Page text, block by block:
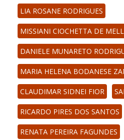
LIA ROSANE RODRIGUES
MISSIANI CIOCHETTA DE
DANIELE MUNARETO
MARIA HELENA BODANESE
CLAUDIMAR SIDNEI FIOR
RICARDO PIRES DOS SANTOS
RENATA PEREIRA FAGUNDES